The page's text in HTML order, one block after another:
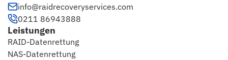
info@raidrecoveryservices.com
0211 86943888
Leistungen
RAID-Datenrettung
NAS-Datenrettung